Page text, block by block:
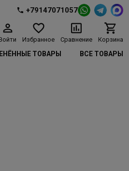
+79147071057
Избранное Сравнение Корзина
ТОВАРЫ ВСЕ ТОВАРЫ